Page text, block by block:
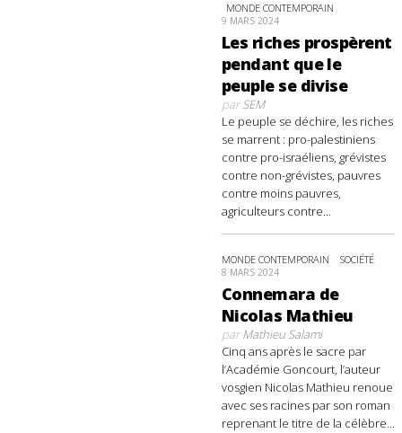
MONDE CONTEMPORAIN
9 MARS 2024
Les riches prospèrent
pendant que le
peuple se divise
parSEM
Le peuple se déchire, les riches
se marrent : pro-palestiniens
contre pro-israéliens, grévistes
contre non-grévistes, pauvres
contre moins pauvres,
agriculteurs contre...
MONDE CONTEMPORAIN SOCIÉTÉ
8 MARS 2024
Connemara de
Nicolas Mathieu
parMathieu Salami
Cinq ans après le sacre par
l’Académie Goncourt, l’auteur
vosgien Nicolas Mathieu renoue
avec ses racines par son roman
reprenant le titre de la célèbre...